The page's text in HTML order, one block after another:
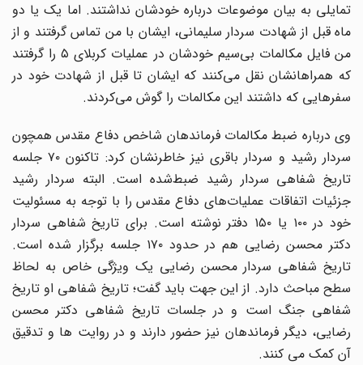
تمایلی به بیان موضوعات درباره خودشان نداشتند. اما یک یا دو
ماه قبل از شهادت سردار سلیمانی، ایشان با من تماس گرفتند و از
من فایل مکالمات بی‌سیم خودشان در عملیات کربلای ۵ را گرفتند
که همراهانشان نقل می‌کنند که ایشان تا قبل از شهادت خود در
سفر‌هایی که داشتند این مکالمات را گوش می‌کردند.
وی درباره ضبط مکالمات فرماندهان شاخص دفاع مقدس همچون
سردار رشید و سردار باقری نیز خاطرنشان کرد: تاکنون ٧٠ جلسه
تاریخ شفاهی سردار رشید ضبط‌شده است. البته سردار رشید
جزئیات اتفاقات عملیات‌های دفاع مقدس را با توجه به مسئولیت
خود در ١٠٠ یا ١۵٠ دفتر نوشته است. برای تاریخ شفاهی سردار
دکتر محسن رضایی هم در حدود ١٧٠ جلسه برگزار شده است.
تاریخ شفاهی سردار محسن رضایی یک ویژگی خاص به لحاظ
سطح مباحث دارد. از این جهت باید گفت؛ تاریخ شفاهی او تاریخ
شفاهی جنگ است و در جلسات تاریخ شفاهی دکتر محسن
رضایی، دیگر فرماندهان نیز حضور دارند و در روایت ها و تدقیق
آن کمک می کنند.